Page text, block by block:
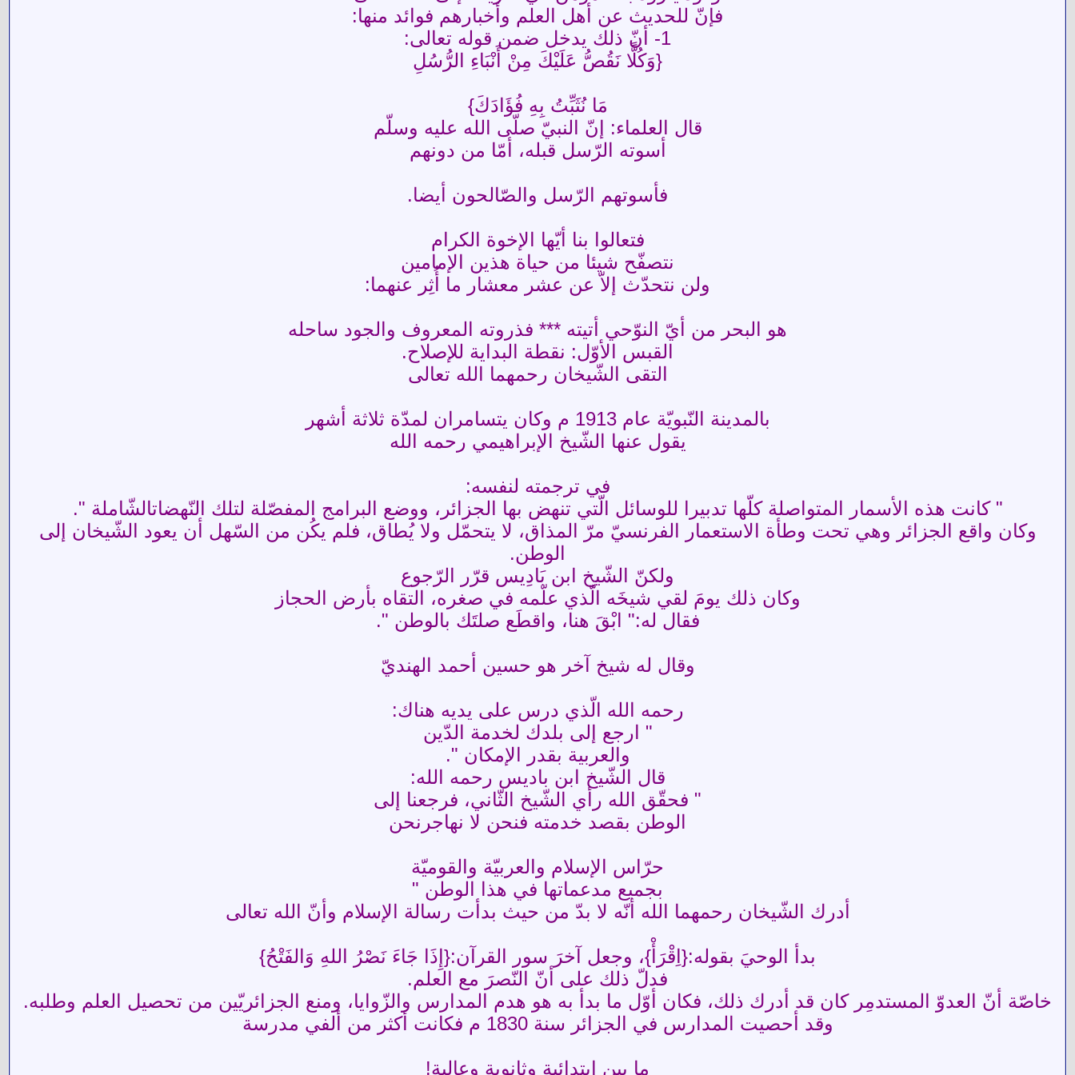
فإنّ للحديث عن أهل العلم وأخبارهم فوائد منها:
1- أنّ ذلك يدخل ضمن قوله تعالى:
{وَكُلًّا نَقُصُّ عَلَيْكَ مِنْ أَنْبَاءِ الرُّسُلِ
مَا نُثَبِّتُ بِهِ فُؤَادَكَ}
قال العلماء: إنّ النبيّ صلّى الله عليه وسلّم
أسوته الرّسل قبله، أمّا من دونهم
فأسوتهم الرّسل والصّالحون أيضا.
فتعالوا بنا أيّها الإخوة الكرام
نتصفّح شيئا من حياة هذين الإمامين
ولن نتحدّث إلاّ عن عشر معشار ما أُثِر عنهما:
هو البحر من أيّ النوّحي أتيته *** فذروته المعروف والجود ساحله
القبس الأوّل: نقطة البداية للإصلاح.
التقى الشّيخان رحمهما الله تعالى
بالمدينة النّبويّة عام 1913 م وكان يتسامران لمدّة ثلاثة أشهر
يقول عنها الشّيخ الإبراهيمي رحمه الله
في ترجمته لنفسه:
" كانت هذه الأسمار المتواصلة كلّها تدبيرا للوسائل الّتي تنهض بها الجزائر، ووضع البرامج المفصّلة لتلك النّهضاتالشّاملة ".
وكان واقع الجزائر وهي تحت وطأة الاستعمار الفرنسيّ مرّ المذاق، لا يتحمّل ولا يُطاق، فلم يكُن من السّهل أن يعود الشّيخان إلى
الوطن.
ولكنّ الشّيخ ابن بَادِيس قرّر الرّجوع
وكان ذلك يومَ لقي شيخَه الّذي علّمه في صغره، التقاه بأرض الحجاز
فقال له:" ابْقَ هنا، واقطَع صلتَك بالوطن ".
وقال له شيخ آخر هو حسين أحمد الهنديّ
رحمه الله الّذي درس على يديه هناك:
" ارجع إلى بلدك لخدمة الدّين
والعربية بقدر الإمكان ".
قال الشّيخ ابن باديس رحمه الله:
" فحقّق الله رأي الشّيخ الثّاني، فرجعنا إلى
الوطن بقصد خدمته فنحن لا نهاجرنحن
حرّاس الإسلام والعربيّة والقوميّة
بجميع مدعماتها في هذا الوطن "
أدرك الشّيخان رحمهما الله أنّه لا بدّ من حيث بدأت رسالة الإسلام وأنّ الله تعالى
بدأ الوحيَ بقوله:{اِقْرَأْ}، وجعل آخرَ سور القرآن:{إِذَا جَاءَ نَصْرُ اللهِ وَالفَتْحُ}
فدلّ ذلك على أنّ النّصرَ مع العلم.
خاصّة أنّ العدوّ المستدمِر كان قد أدرك ذلك، فكان أوّل ما بدأ به هو هدم المدارس والزّوايا، ومنع الجزائريّين من تحصيل العلم وطلبه.
وقد أحصيت المدارس في الجزائر سنة 1830 م فكانت أكثر من ألفي مدرسة
ما بين ابتدائية وثانوية وعالية!